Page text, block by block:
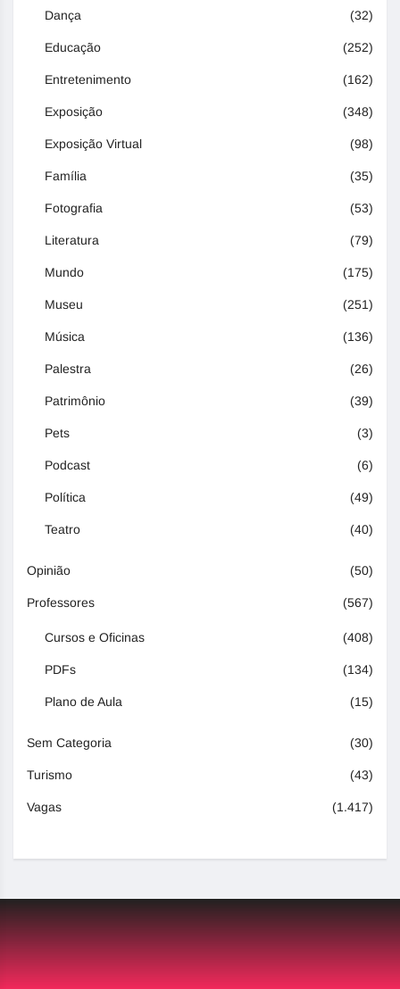
Dança (32)
Educação (252)
Entretenimento (162)
Exposição (348)
Exposição Virtual (98)
Família (35)
Fotografia (53)
Literatura (79)
Mundo (175)
Museu (251)
Música (136)
Palestra (26)
Patrimônio (39)
Pets (3)
Podcast (6)
Política (49)
Teatro (40)
Opinião (50)
Professores (567)
Cursos e Oficinas (408)
PDFs (134)
Plano de Aula (15)
Sem Categoria (30)
Turismo (43)
Vagas (1.417)